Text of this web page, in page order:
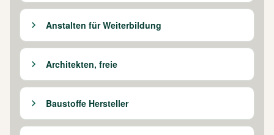
Anstalten für Weiterbildung
Architekten, freie
Baustoffe Hersteller